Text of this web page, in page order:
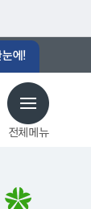
에!
전체메뉴